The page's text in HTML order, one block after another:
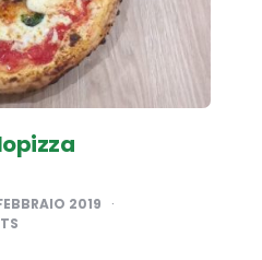
2019